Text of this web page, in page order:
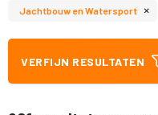
Jachtbouw en Watersport ×
VERFIJN RESULTATEN